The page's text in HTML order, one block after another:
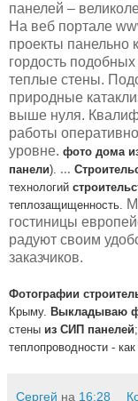
панелей –
На веб портале
проекты панельно
гордость
теплые стены.
природные
выше нуля.
работы
уровне. фото дома
панели). ...
технологий
теплозащищенность.
гостиницы
радуют своим
заказчиков.
Фотографии
Крыму. Выкладываю
стены из СИП панелей
теплопроводности -
Сергей на 16:28